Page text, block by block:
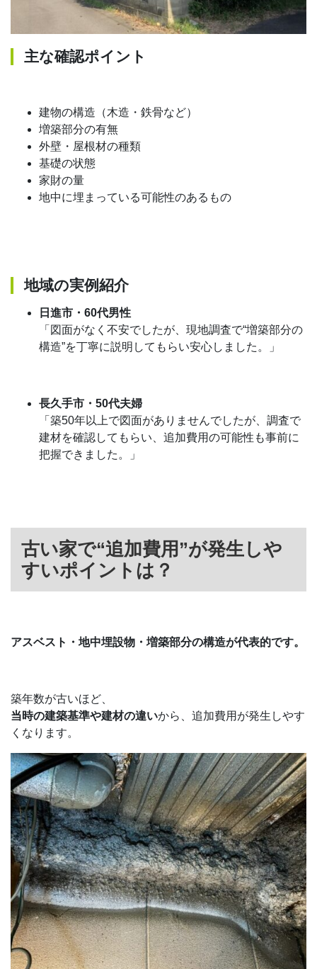
主な確認ポイント
建物の構造（木造・鉄骨など）
増築部分の有無
外壁・屋根材の種類
基礎の状態
家財の量
地中に埋まっている可能性のあるもの
地域の実例紹介
日進市・60代男性
「図面がなく不安でしたが、現地調査で“増築部分の
構造”を丁寧に説明してもらい安心しました。」
長久手市・50代夫婦
「築50年以上で図面がありませんでしたが、調査で
建材を確認してもらい、追加費用の可能性も事前に
把握できました。」
古い家で“追加費用”が発生しや
すいポイントは？
アスベスト・地中埋設物・増築部分の構造が代表的です。
築年数が古いほど、
当時の建築基準や建材の違いから、追加費用が発生しやす
くなります。